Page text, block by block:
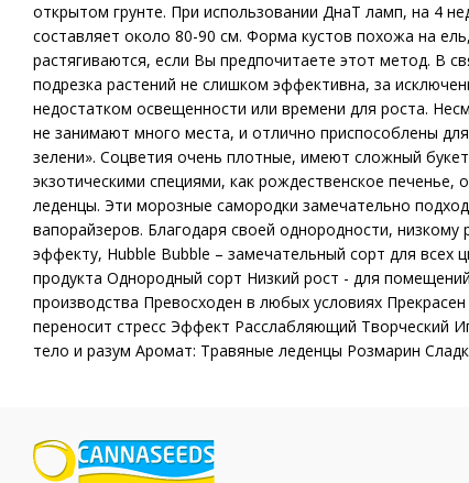
открытом грунте. При использовании ДнаТ ламп, на 4
составляет около 80-90 см. Форма кустов похожа на
растягиваются, если Вы предпочитаете этот метод. В
подрезка растений не слишком эффективна, за
недостатком освещенности или времени для роста.
не занимают много места, и отлично приспособлены
зелени». Соцветия очень плотные, имеют сложный
экзотическими специями, как рождественское печенье,
леденцы. Эти морозные самородки замечательно
вапорайзеров. Благодаря своей однородности, низкому
эффекту, Hubble Bubble – замечательный сорт для всех
продукта Однородный сорт Низкий рост - для
производства Превосходен в любых условиях
переносит стресс Эффект Расслабляющий Творческий
тело и разум Аромат: Травяные леденцы Розмарин